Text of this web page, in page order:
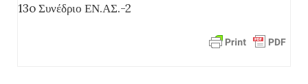
13o Συνέδριο ΕΝ.ΑΣ.-2